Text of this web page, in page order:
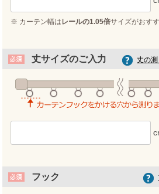
※ カーテン幅は レールの1.05倍サイズがおす
丈サイズのご入力 丈の
フック